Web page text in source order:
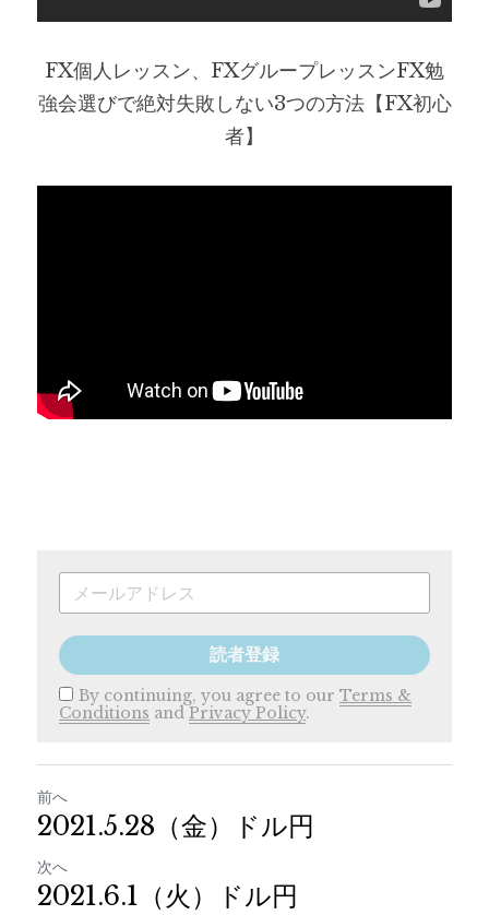
FX個人レッスン、FXグループレッスンFX勉
強会選びで絶対失敗しない3つの方法【FX初心
者】
読者登録
By continuing, you agree to our Terms &
Conditions and Privacy Policy.
前へ
2021.5.28（金）ドル円
次へ
2021.6.1（火）ドル円